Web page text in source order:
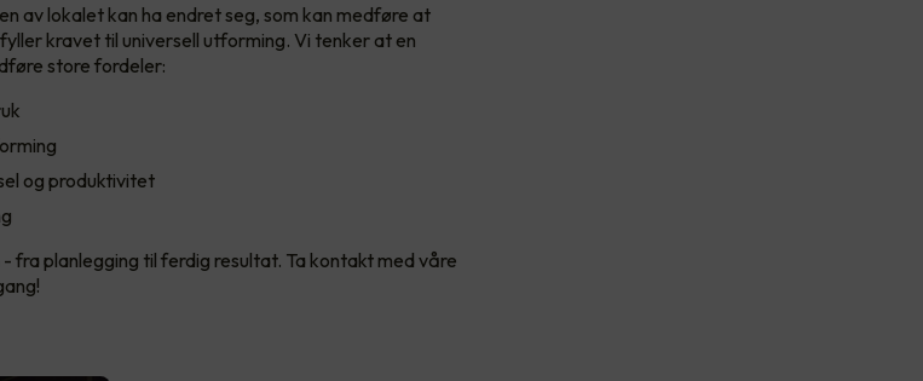
av lokalet kan ha endret seg, som kan medføre at
kravet til universell utforming. Vi tenker at en
store fordeler:
og produktivitet
fra planlegging til ferdig resultat. Ta kontakt med våre